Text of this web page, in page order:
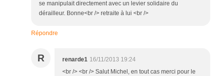
se manipulait directement avec un levier solidaire du
dérailleur. Bonne<br /> retraite à lui <br />
Répondre
R renarde1 16/11/2013 19:24
<br /> <br /> Salut Michel, en tout cas merci pour le